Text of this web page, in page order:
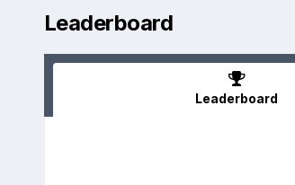
Leaderboard
Leaderboard